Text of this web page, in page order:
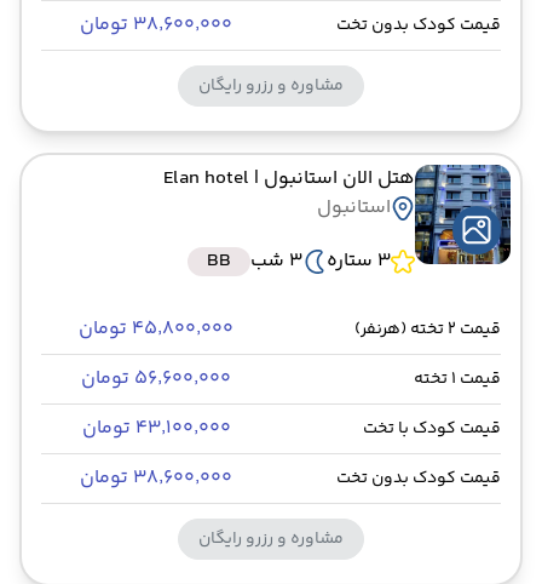
قیمت کودک بدون تخت ۳۸٬۶۰۰٬۰۰۰ تومان
مشاوره و رزرو رایگان
هتل الان استانبول | Elan hotel
استانبول
3 ستاره
3 شب BB
قیمت 2 تخته (هرنفر) ۴۵٬۸۰۰٬۰۰۰ تومان
قیمت 1 تخته ۵۶٬۶۰۰٬۰۰۰ تومان
قیمت کودک با تخت ۴۳٬۱۰۰٬۰۰۰ تومان
قیمت کودک بدون تخت ۳۸٬۶۰۰٬۰۰۰ تومان
مشاوره و رزرو رایگان